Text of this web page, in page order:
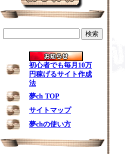
初心者でも毎月10万
円稼げるサイト作成
法
夢ch TOP
サイトマップ
夢chの使い方